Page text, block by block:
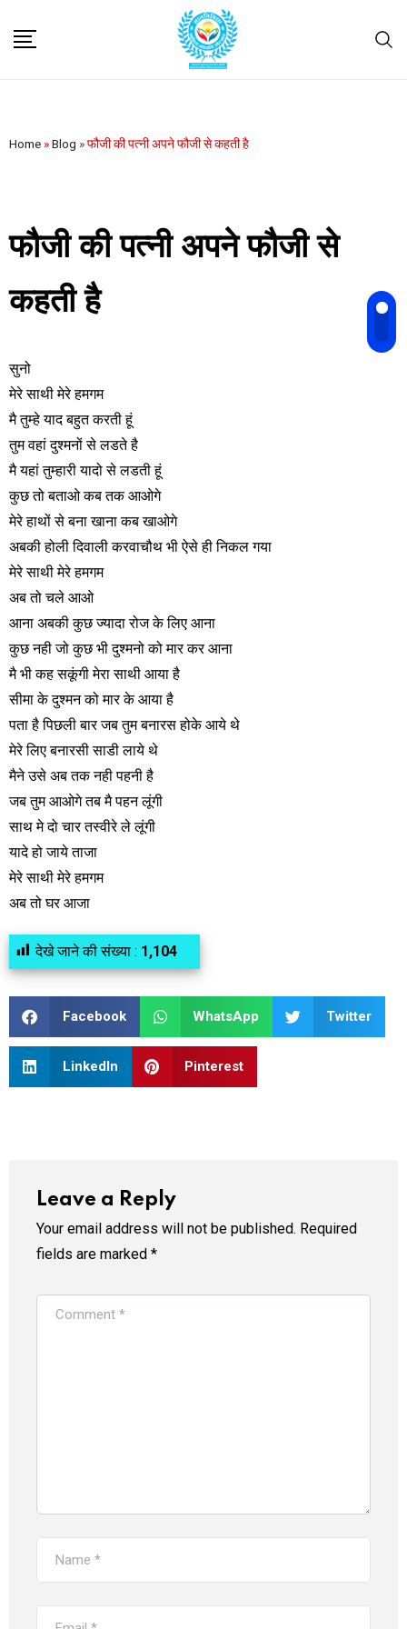
Home »Blog »फौजी की पत्नी अपने फौजी से कहती है
फौजी की पत्नी अपने फौजी से
कहती है
सुनो
मेरे साथी मेरे हमगम
मै तुम्हे याद बहुत करती हूं
तुम वहां दुश्मनों से लडते है
मै यहां तुम्हारी यादो से लडती हूं
कुछ तो बताओ कब तक आओगे
मेरे हाथों से बना खाना कब खाओगे
अबकी होली दिवाली करवाचौथ भी ऐसे ही निकल गया
मेरे साथी मेरे हमगम
अब तो चले आओ
आना अबकी कुछ ज्यादा रोज के लिए आना
कुछ नही जो कुछ भी दुश्मनो को मार कर आना
मै भी कह सकूंगी मेरा साथी आया है
सीमा के दुश्मन को मार के आया है
पता है पिछली बार जब तुम बनारस होके आये थे
मेरे लिए बनारसी साडी लाये थे
मैने उसे अब तक नही पहनी है
जब तुम आओगे तब मै पहन लूंगी
साथ मे दो चार तस्वीरे ले लूंगी
यादे हो जाये ताजा
मेरे साथी मेरे हमगम
अब तो घर आजा
देखे जाने की संख्या : 1,104
Facebook WhatsApp Twitter
LinkedIn Pinterest
Leave a Reply
Your email address will not be published. Required
fields are marked *